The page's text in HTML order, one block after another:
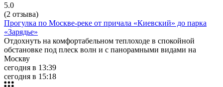
5.0
(2 отзыва)
Прогулка по Москве-реке от причала «Киевский» до парка
«Зарядье»
Отдохнуть на комфортабельном теплоходе в спокойной
обстановке под плеск волн и с панорамными видами на
Москву
сегодня в 13:39
сегодня в 15:18